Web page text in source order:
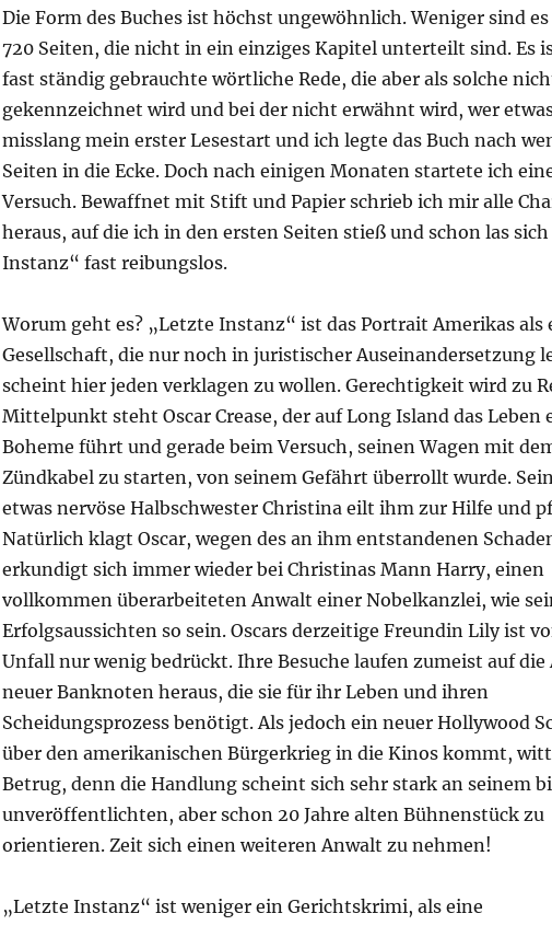
Die Form des Buches ist höchst ungewöhnlich. Weniger sind
720 Seiten, die nicht in ein einziges Kapitel unterteilt sind. Es
fast ständig gebrauchte wörtliche Rede, die aber als solche
gekennzeichnet wird und bei der nicht erwähnt wird, wer
misslang mein erster Lesestart und ich legte das Buch nach
Seiten in die Ecke. Doch nach einigen Monaten startete ich
Versuch. Bewaffnet mit Stift und Papier schrieb ich mir alle
heraus, auf die ich in den ersten Seiten stieß und schon las
Instanz“ fast reibungslos.
Worum geht es? „Letzte Instanz“ ist das Portrait Amerikas als
Gesellschaft, die nur noch in juristischer Auseinandersetzung
scheint hier jeden verklagen zu wollen. Gerechtigkeit wird zu
Mittelpunkt steht Oscar Crease, der auf Long Island das Leben
Boheme führt und gerade beim Versuch, seinen Wagen mit
Zündkabel zu starten, von seinem Gefährt überrollt wurde.
etwas nervöse Halbschwester Christina eilt ihm zur Hilfe und
Natürlich klagt Oscar, wegen des an ihm entstandenen
erkundigt sich immer wieder bei Christinas Mann Harry, einen
vollkommen überarbeiteten Anwalt einer Nobelkanzlei, wie
Erfolgsaussichten so sein. Oscars derzeitige Freundin Lily ist
Unfall nur wenig bedrückt. Ihre Besuche laufen zumeist auf
neuer Banknoten heraus, die sie für ihr Leben und ihren
Scheidungsprozess benötigt. Als jedoch ein neuer Hollywood
über den amerikanischen Bürgerkrieg in die Kinos kommt,
Betrug, denn die Handlung scheint sich sehr stark an seinem
unveröffentlichten, aber schon 20 Jahre alten Bühnenstück zu
orientieren. Zeit sich einen weiteren Anwalt zu nehmen!
„Letzte Instanz“ ist weniger ein Gerichtskrimi, als eine